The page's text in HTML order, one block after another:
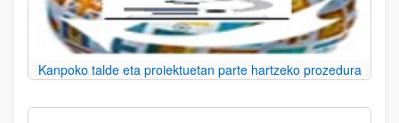
Kanpoko talde eta proiektuetan parte hartzeko prozedura